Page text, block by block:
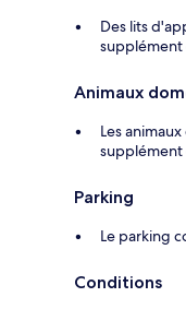
Des lits
supplément
Animaux
Les
supplément
Parking
Le parking
Conditions